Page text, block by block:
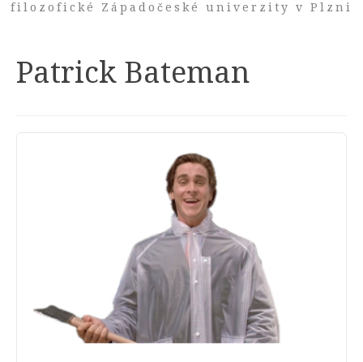
filozofické Západočeské univerzity v Plzni
Tag:
Patrick Bateman